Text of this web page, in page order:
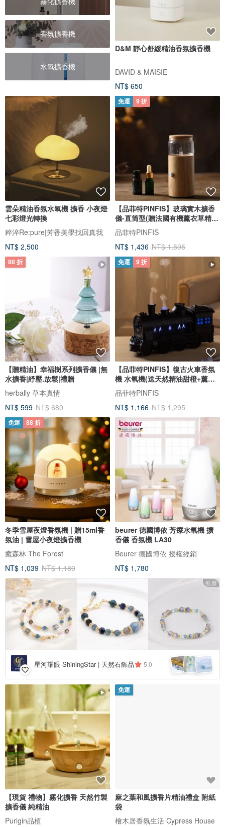
香氛擴香機
水氧擴香機
D&M 靜心舒緩精油香氛擴香機
DAVID & MAISIE
NT$ 650
雲朵精油香氛水氧機 擴香 小夜燈
七彩燈光轉換
粹淬Re:pure|芳香美學找回真我
NT$ 2,500
免運 9 折
【品菲特PINFIS】玻璃實木擴香
儀-直筒型(贈法國有機薰衣草精
油)
品菲特PINFIS
NT$ 1,436 NT$ 1,595
88 折
【贈精油】幸福樹系列擴香儀 |無
水擴香|紓壓.放鬆|禮贈
herbally 草本真情
NT$ 599 NT$ 680
免運 9 折
【品菲特PINFIS】復古火車香氛
機 水氧機(送天然精油甜橙+薰衣
草)
品菲特PINFIS
NT$ 1,166 NT$ 1,295
免運 88 折
冬季雪屋夜燈香氛機 | 贈15ml香
氛油 | 雪屋小夜燈擴香機
癒森林 The Forest
NT$ 1,039 NT$ 1,180
beurer 德國博依 芳療水氧機 擴
香儀 香氛機 LA30
Beurer 德國博依 授權經銷
NT$ 1,780
推廣
星河耀眼 ShiningStar | 天然石飾品 5.0
【現貨 禮物】霧化擴香 天然竹製
擴香儀 純精油
Purigin品植
免運
麻之葉和風擴香片精油禮盒 附紙
袋
檜木居香氛生活 Cypress House